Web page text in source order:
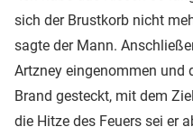
sich der Brustkorb nicht
sagte der Mann.
Artzney eingenommen und
Brand gesteckt, mit dem
die Hitze des Feuers sei er